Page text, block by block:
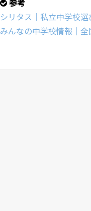
シリタス｜私立中学校
みんなの中学校情報｜